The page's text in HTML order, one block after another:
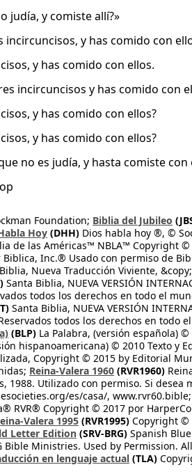
judía, y comiste allí?»
y has comido con
y has comido con ellos.
incircuncisos y has comido con
y has comido con ellos?
y has comido con ellos?
no es judía, y hasta comiste con
Foundation; Biblia del Jubileo
Hoy (DHH) Dios habla hoy ®, ©
de las Américas™ NBLA™ Copyright ©
Inc.® Usado con permiso de
Nueva Traducción Viviente,
Santa Biblia, NUEVA VERSIÓN
todos los derechos en todo el
Santa Biblia, NUEVA VERSIÓN
todos los derechos en todo
(BLP) La Palabra, (versión española)
hispanoamericana) © 2010 Texto y
Copyright © 2015 by Editorial
Reina-Valera 1960 (RVR1960)
1988. Utilizado con permiso. Si desea
es/casa/, www.rvr60.bible;
RVR® Copyright © 2017 por
Valera 1995 (RVR1995) Copyright ©
Letter Edition (SRV-BRG) Spanish
Ministries. Used by Permission.
en lenguaje actual (TLA)